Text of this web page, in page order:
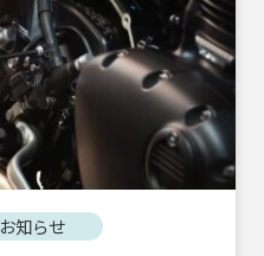
お知らせ